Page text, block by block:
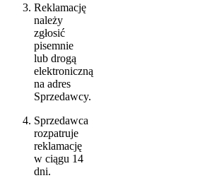
Reklamację
należy
zgłosić
pisemnie
lub drogą
elektroniczną
na adres
Sprzedawcy.
Sprzedawca
rozpatruje
reklamację
w ciągu 14
dni.